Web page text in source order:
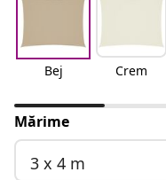
Bej Crem
Mărime
3 x 4 m